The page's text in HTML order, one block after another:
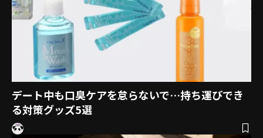
デート中も口臭ケアを怠らないで…持ち運びでき
る対策グッズ5選